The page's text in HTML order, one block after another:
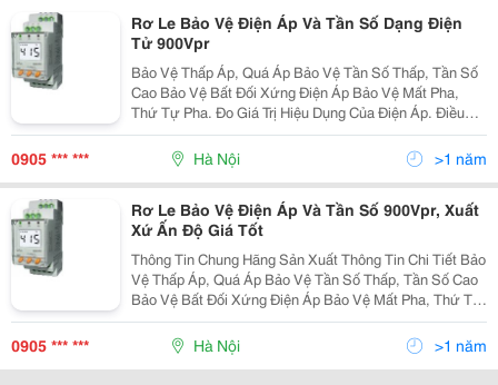
Rơ Le Bảo Vệ Điện Áp Và Tần Số Dạng Điện
Tử 900Vpr
Bảo Vệ Thấp Áp, Quá Áp Bảo Vệ Tần Số Thấp, Tần Số
Cao Bảo Vệ Bất Đối Xứng Điện Áp Bảo Vệ Mất Pha,
Thứ Tự Pha. Đo Giá Trị Hiệu Dụng Của Điện Áp. Điều
Chỉnh Thời Gian Tác Động Ngõ Ra Điều Chỉnh Thời
0905 *** *** Hà Nội >1 năm
Rơ Le Bảo Vệ Điện Áp Và Tần Số 900Vpr, Xuất
Xứ Ấn Độ Giá Tốt
Thông Tin Chung Hãng Sản Xuất Thông Tin Chi Tiết Bảo
Vệ Thấp Áp, Quá Áp Bảo Vệ Tần Số Thấp, Tần Số Cao
Bảo Vệ Bất Đối Xứng Điện Áp Bảo Vệ Mất Pha, Thứ Tự
Pha. Đo Giá Trị Hiệu Dụng Của Đi
0905 *** *** Hà Nội >1 năm